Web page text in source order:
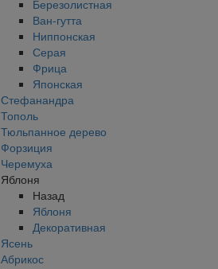
Березолистная
Ван-гутта
Ниппонская
Серая
Фрица
Японская
Стефанандра
Тополь
Тюльпанное дерево
Форзиция
Черемуха
Яблоня
Назад
Яблоня
Декоративная
Ясень
Абрикос